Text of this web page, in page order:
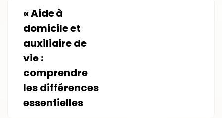
«Aide à
domicile et
auxiliaire de
vie :
comprendre
les différences
essentielles